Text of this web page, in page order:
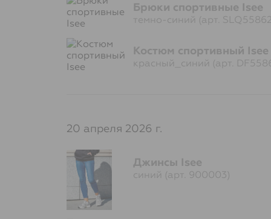
Брюки спортивные Isee
темно-синий (арт.
Костюм спортивный Isee
красный_синий (арт.
20 апреля 2026 г.
Джинсы Isee
синий (арт. 900003)